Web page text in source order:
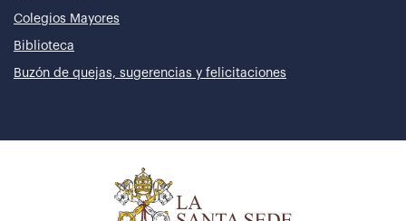
Colegios Mayores
Biblioteca
Buzón de quejas, sugerencias y felicitaciones